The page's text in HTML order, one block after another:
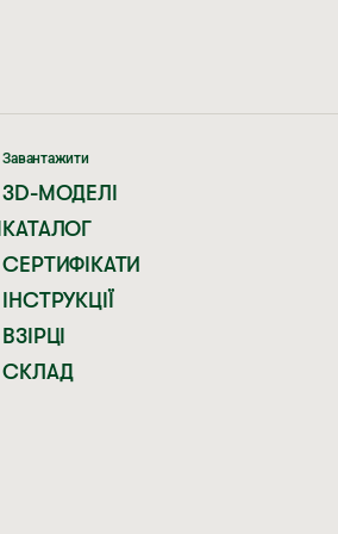
Завантажити
3D-МОДЕЛІ
КАТАЛОГ
СЕРТИФІКАТИ
ІНСТРУКЦІЇ
ВЗІРЦІ
СКЛАД